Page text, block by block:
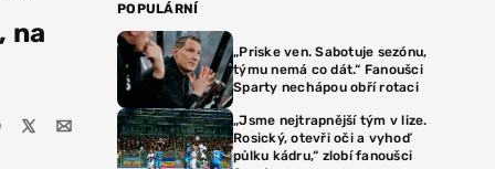
na
POPULÁRNÍ
„Priske ven. Sabotuje sezónu,
týmu nemá co dát.“ Fanoušci
Sparty nechápou obří rotaci
„Jsme nejtrapnější tým v lize.
Rosický, otevři oči a vyhoď
půlku kádru,“ zlobí fanoušci